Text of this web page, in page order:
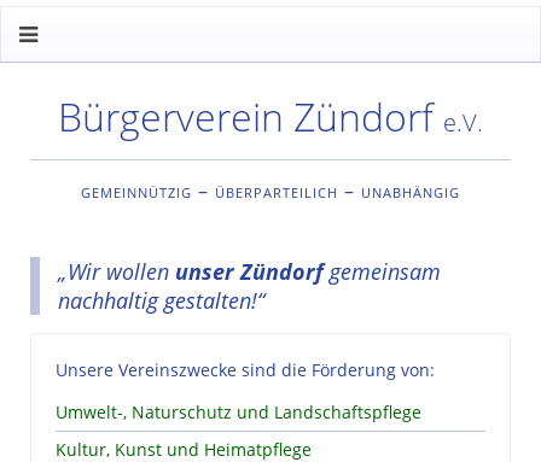
Bürgerverein Zündorf e.V.
gemeinnützig – überparteilich – unabhängig
„Wir wollen unser Zündorfgemeinsam
nachhaltig gestalten!“
Unsere Vereinszwecke sind die Förderung von:
Umwelt-, Naturschutz und Landschaftspflege
Kultur, Kunst und Heimatpflege